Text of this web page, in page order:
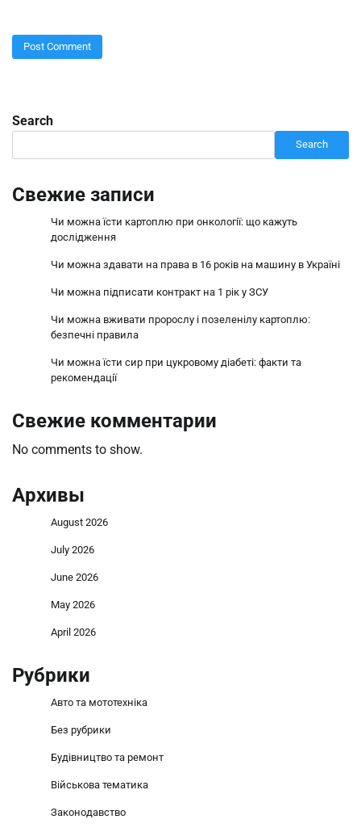
Search
Search
Свежие записи
Чи можна їсти картоплю при онкології: що кажуть
дослідження
Чи можна здавати на права в 16 років на машину в Україні
Чи можна підписати контракт на 1 рік у ЗСУ
Чи можна вживати пророслу і позеленілу картоплю:
безпечні правила
Чи можна їсти сир при цукровому діабеті: факти та
рекомендації
Свежие комментарии
No comments to show.
Архивы
August 2026
July 2026
June 2026
May 2026
April 2026
Рубрики
Авто та мототехніка
Без рубрики
Будівництво та ремонт
Військова тематика
Законодавство